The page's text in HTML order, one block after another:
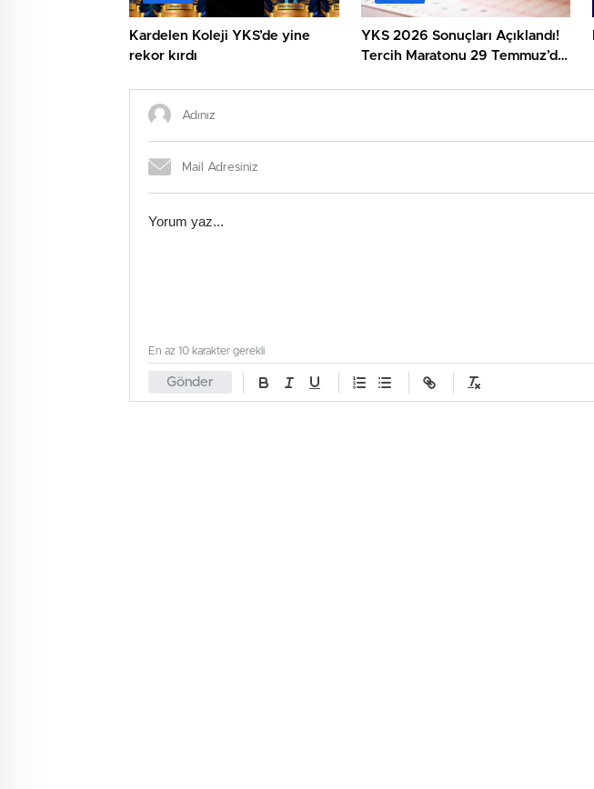
Kardelen Koleji YKS’de yine
rekor kırdı
YKS 2026 Sonuçları Açıklandı!
Tercih Maratonu 29 Temmuz’da
Gönder
En az 10 karakter gerekli